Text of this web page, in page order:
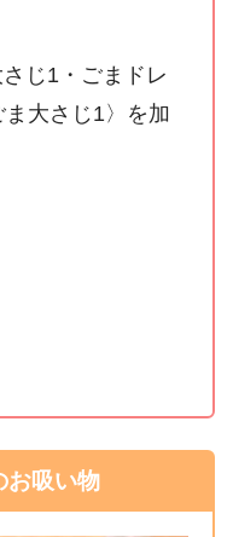
じ1・ごまドレ
大さじ1〉を加
吸い物